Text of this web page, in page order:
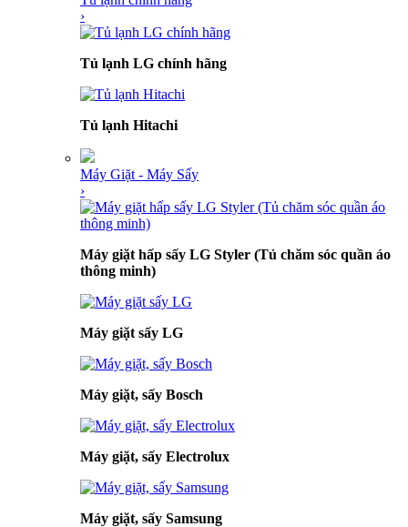
›
Tủ lạnh LG chính hãng
Tủ lạnh Hitachi
Máy Giặt - Máy Sấy
›
Máy giặt hấp sấy LG Styler (Tủ chăm sóc quần áo
thông minh)
Máy giặt sấy LG
Máy giặt, sấy Bosch
Máy giặt, sấy Electrolux
Máy giặt, sấy Samsung